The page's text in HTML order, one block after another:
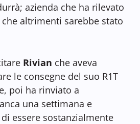
azienda che ha rilevato
altrimenti sarebbe stato
Rivian che aveva
le consegne del suo R1T
poi ha rinviato a
una settimana e
essere sostanzialmente